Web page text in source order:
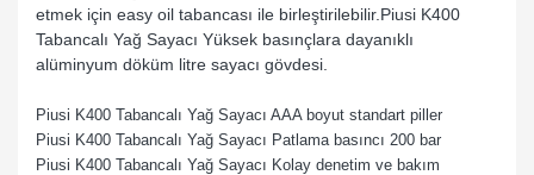
etmek için easy oil tabancası ile birleştirilebilir.Piusi K400
Tabancalı Yağ Sayacı Yüksek basınçlara dayanıklı
alüminyum döküm litre sayacı gövdesi.
Piusi K400 Tabancalı Yağ Sayacı AAA boyut standart piller
Piusi K400 Tabancalı Yağ Sayacı Patlama basıncı 200 bar
Piusi K400 Tabancalı Yağ Sayacı Kolay denetim ve bakım